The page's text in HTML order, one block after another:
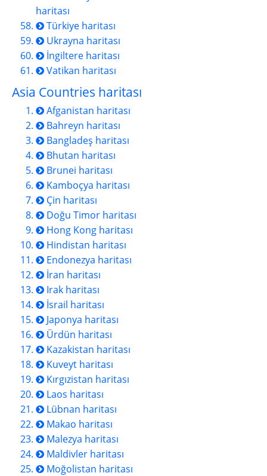
haritası
Türkiye haritası
Ukrayna haritası
İngiltere haritası
Vatikan haritası
Asia Countries haritası
Afganistan haritası
Bahreyn haritası
Bangladeş haritası
Bhutan haritası
Brunei haritası
Kamboçya haritası
Çin haritası
Doğu Timor haritası
Hong Kong haritası
Hindistan haritası
Endonezya haritası
İran haritası
Irak haritası
İsrail haritası
Japonya haritası
Ürdün haritası
Kazakistan haritası
Kuveyt haritası
Kırgızistan haritası
Laos haritası
Lübnan haritası
Makao haritası
Malezya haritası
Maldivler haritası
Moğolistan haritası